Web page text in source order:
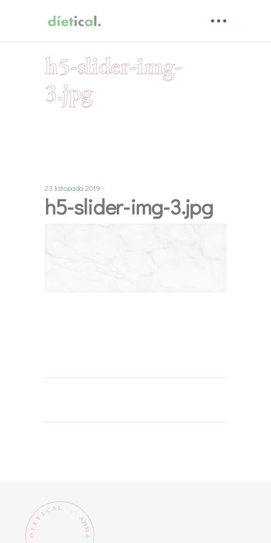
h5-slider-img-
3.jpg
23 listopada 2019
h5-slider-img-3.jpg
D
I
E
T
I C A L
A
N
N
A